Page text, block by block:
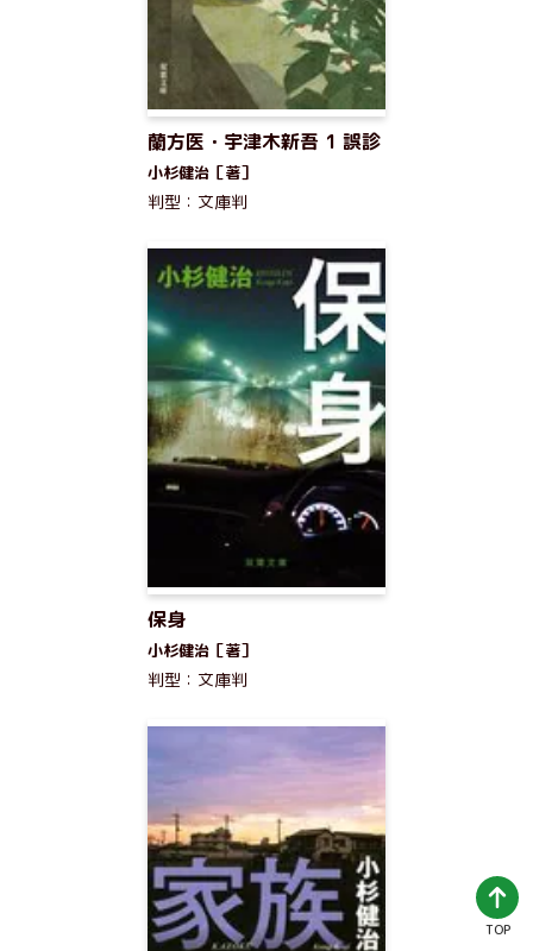
蘭方医・宇津木新吾 1 誤診
小杉健治［著］
判型：文庫判
保身
小杉健治［著］
判型：文庫判
TOP